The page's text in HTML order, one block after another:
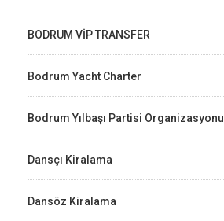
BODRUM VİP TRANSFER
Bodrum Yacht Charter
Bodrum Yılbaşı Partisi Organizasyonu
Dansçı Kiralama
Dansöz Kiralama